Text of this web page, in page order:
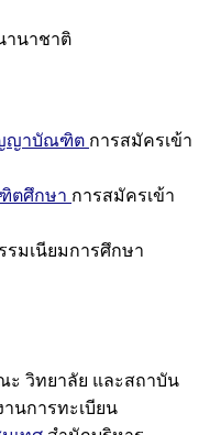
านาชาติ
ญญาบัณฑิต การสมัครเข้า
ตศึกษา การสมัครเข้า
รมเนียมการศึกษา
ะ วิทยาลัย และสถาบัน
านการทะเบียน